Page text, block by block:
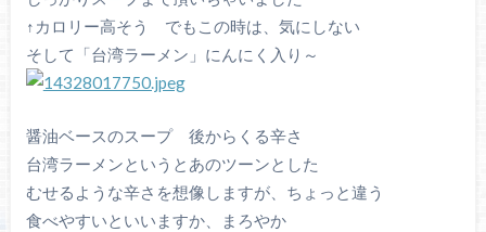
↑カロリー高そう でもこの時は、気にしない
そして「台湾ラーメン」にんにく入り～
醤油ベースのスープ 後からくる辛さ
台湾ラーメンというとあのツーンとした
むせるような辛さを想像しますが、ちょっと違う
食べやすいといいますか、まろやか